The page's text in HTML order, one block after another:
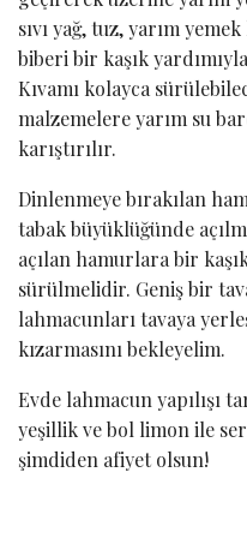
sıvı yağ, tuz, yarım
biberi bir kaşık
Kıvamı kolayca
malzemelere yarım su
karıştırılır.
Dinlenmeye bırakılan
tabak büyüklüğünde
açılan hamurlara bir
sürülmelidir. Geniş bir
lahmacunları tavaya
kızarmasını bekleyelim.
Evde lahmacun yapılışı
yeşillik ve bol limon ile
şimdiden afiyet olsun!